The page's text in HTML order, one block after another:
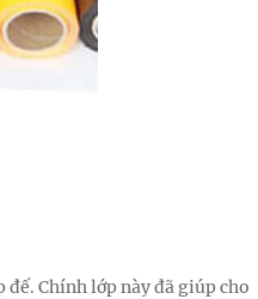
Chính lớp này đã giúp cho